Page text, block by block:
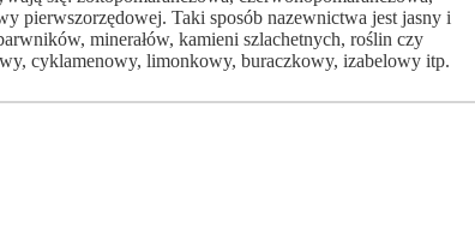
pierwszorzędowej. Taki sposób nazewnictwa jest jasny i
minerałów, kamieni szlachetnych, roślin czy
cyklamenowy, limonkowy, buraczkowy, izabelowy itp.